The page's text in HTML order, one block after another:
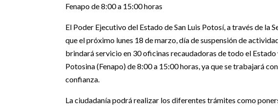
Fenapo de 8:00 a 15:00 horas
El Poder Ejecutivo del Estado de San Luis Potosí, a través de la
que el próximo lunes 18 de marzo, día de suspensión de
brindará servicio en 30 oficinas recaudadoras de todo el
Potosina (Fenapo) de 8:00 a 15:00 horas, ya que se trabajará
confianza.
La ciudadanía podrá realizar los diferentes trámites como